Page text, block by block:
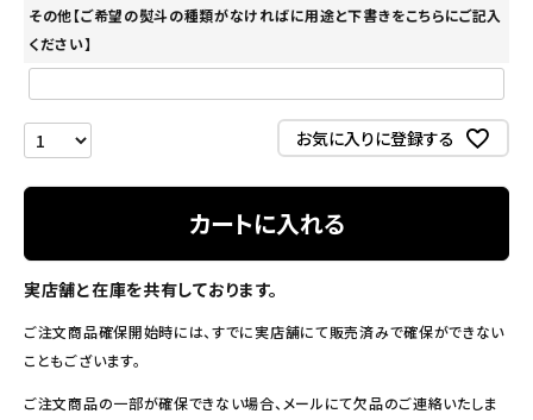
その他【ご希望の熨斗の種類がなければに用途と下書きをこちらにご記入
ください】
お気に入りに登録する
カートに入れる
実店舗と在庫を共有しております。
ご注文商品確保開始時には、すでに実店舗にて販売済みで確保ができない
こともございます。
ご注文商品の一部が確保できない場合、メールにて欠品のご連絡いたしま